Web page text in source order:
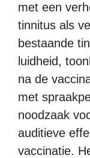
met een
tinnitus als
bestaande
luidheid,
na de
met
noodzaak
auditieve
vaccinatie.